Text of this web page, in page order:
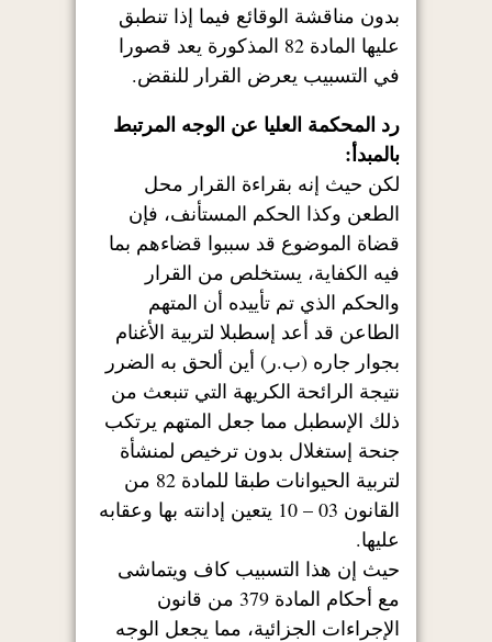
بدون مناقشة الوقائع فيما إذا تنطبق
عليها المادة 82 المذكورة يعد قصورا
في التسبيب يعرض القرار للنقض.
رد المحكمة العليا عن الوجه المرتبط
بالمبدأ:
لكن حيث إنه بقراءة القرار محل
الطعن وكذا الحكم المستأنف، فإن
قضاة الموضوع قد سببوا قضاءهم بما
فيه الكفاية، يستخلص من القرار
والحكم الذي تم تأييده أن المتهم
الطاعن قد أعد إسطبلا لتربية الأغنام
بجوار جاره (ب.ر) أين ألحق به الضرر
نتيجة الرائحة الكريهة التي تنبعث من
ذلك الإسطبل مما جعل المتهم يرتكب
جنحة إستغلال بدون ترخيص لمنشأة
لتربية الحيوانات طبقا للمادة 82 من
القانون 03 – 10 يتعين إدانته بها وعقابه
عليها.
حيث إن هذا التسبيب كاف ويتماشى
مع أحكام المادة 379 من قانون
الإجراءات الجزائية، مما يجعل الوجه